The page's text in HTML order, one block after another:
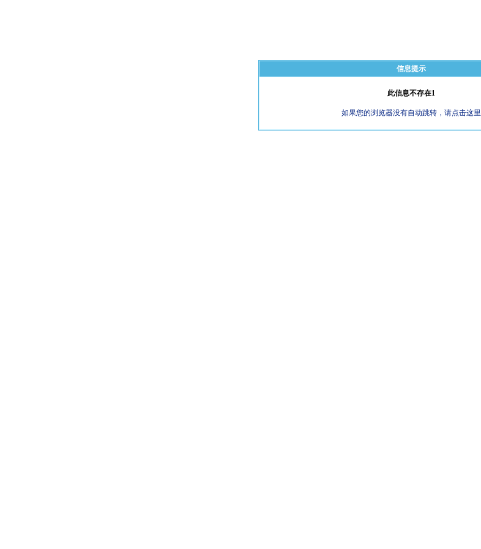
信息提示
此信息不存在1
如果您的浏览器没有自动跳转，请点击这里